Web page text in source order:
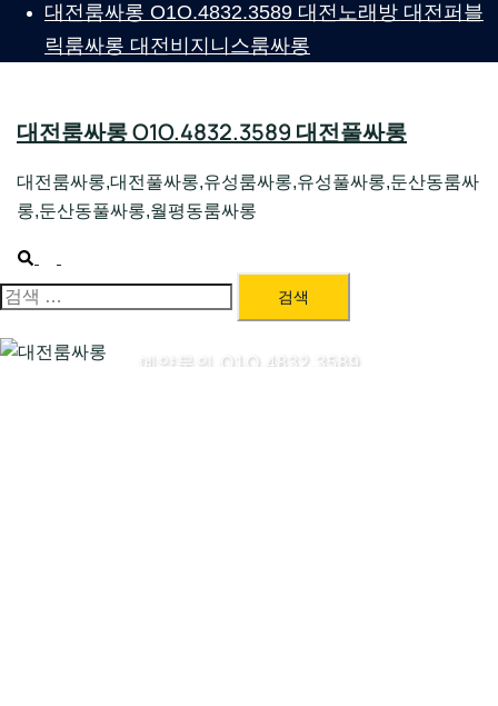
대전룸싸롱 O1O.4832.3589 대전노래방 대전퍼블
릭룸싸롱 대전비지니스룸싸롱
대전룸싸롱 O1O.4832.3589 대전풀싸롱
대전룸싸롱,대전풀싸롱,유성룸싸롱,유성풀싸롱,둔산동룸싸
롱,둔산동풀싸롱,월평동룸싸롱
Search
menu
검
대전룸싸롱 1위 하지원팀장
예약문의 O1O.4832.3589